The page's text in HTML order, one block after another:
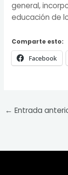
general,
educación de
Comparte esto:
Facebook
← Entrada